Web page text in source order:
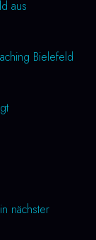
aus
Bielefeld
nächster